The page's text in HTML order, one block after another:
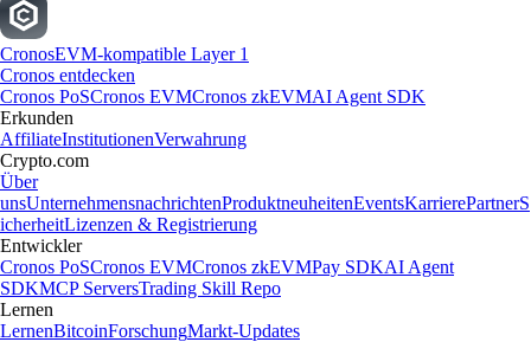
CronosEVM-kompatible Layer 1
Cronos entdecken
Cronos PoSCronos EVMCronos zkEVMAI Agent SDK
Erkunden
AffiliateInstitutionenVerwahrung
Crypto.com
Über
unsUnternehmensnachrichtenProduktneuheitenEventsKarrierePartnerS
icherheitLizenzen & Registrierung
Entwickler
Cronos PoSCronos EVMCronos zkEVMPay SDKAI Agent
SDKMCP ServersTrading Skill Repo
Lernen
LernenBitcoinForschungMarkt-Updates